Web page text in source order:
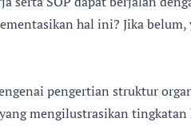
hal ini? Jika
pengertian struktur
mengilustrasikan